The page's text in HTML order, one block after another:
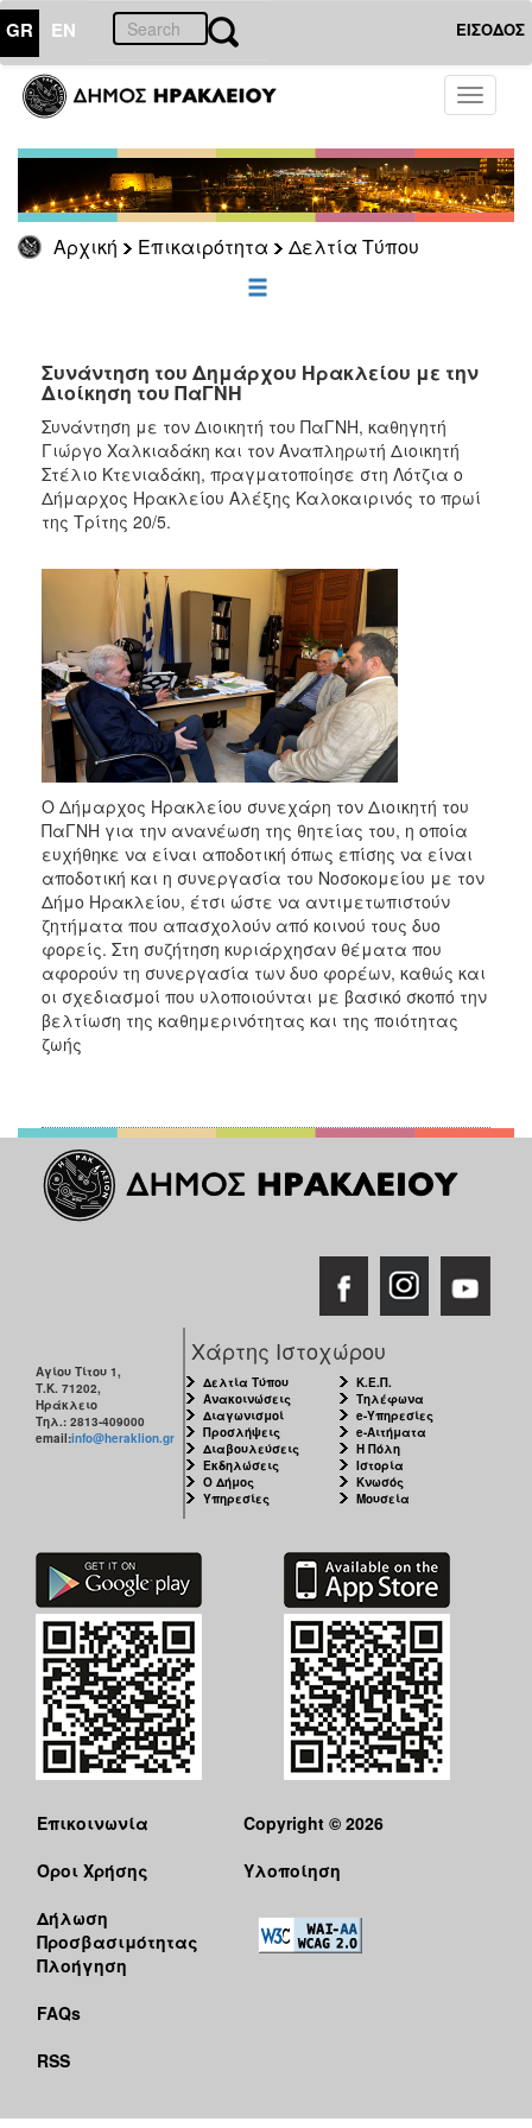
GR EN ΕΙΣΟΔΟΣ
Toggle
Αρχική Επικαιρότητα Δελτία Τύπου
ΕΠΙΚΑΙΡΟΤΗΤΑ
Τύπου
Αρχείο
ΕΠΙΣΚΕΠΤΗΣ
ΗΡΑΚΛΕΙΟ
Συνάντηση του Δημάρχου Ηρακλείου με την
Διοίκηση του ΠαΓΝΗ
Συνάντηση με τον Διοικητή του ΠαΓΝΗ, καθηγητή
Γιώργο Χαλκιαδάκη και τον Αναπληρωτή Διοικητή
Στέλιο Κτενιαδάκη, πραγματοποίησε στη Λότζια ο
Δήμαρχος Ηρακλείου Αλέξης Καλοκαιρινός το πρωί
της Τρίτης 20/5.
Ο Δήμαρχος Ηρακλείου συνεχάρη τον Διοικητή του
ΠαΓΝΗ για την ανανέωση της θητείας του, η οποία
ευχήθηκε να είναι αποδοτική όπως επίσης να είναι
αποδοτική και η συνεργασία του Νοσοκομείου με τον
Δήμο Ηρακλείου, έτσι ώστε να αντιμετωπιστούν
ζητήματα που απασχολούν από κοινού τους δυο
φορείς. Στη συζήτηση κυριάρχησαν θέματα που
αφορούν τη συνεργασία των δυο φορέων, καθώς και
οι σχεδιασμοί που υλοποιούνται με βασικό σκοπό την
βελτίωση της καθημερινότητας και της ποιότητας
ζωής
Αγίου Τίτου 1,
Τ.Κ. 71202,
Ηράκλειο
Τηλ.: 2813-409000
email:info@heraklion.gr
Χάρτης Ιστοχώρου
Δελτία Τύπου
Ανακοινώσεις
Διαγωνισμοί
Προσλήψεις
Διαβουλεύσεις
Εκδηλώσεις
Ο Δήμος
Υπηρεσίες
Κ.Ε.Π.
Τηλέφωνα
e-Υπηρεσίες
e-Αιτήματα
Η Πόλη
Ιστορία
Κνωσός
Μουσεία
Επικοινωνία
Όροι Χρήσης
Δήλωση
Προσβασιμότητας
Πλοήγηση
FAQs
RSS
Copyright © 2026
Υλοποίηση